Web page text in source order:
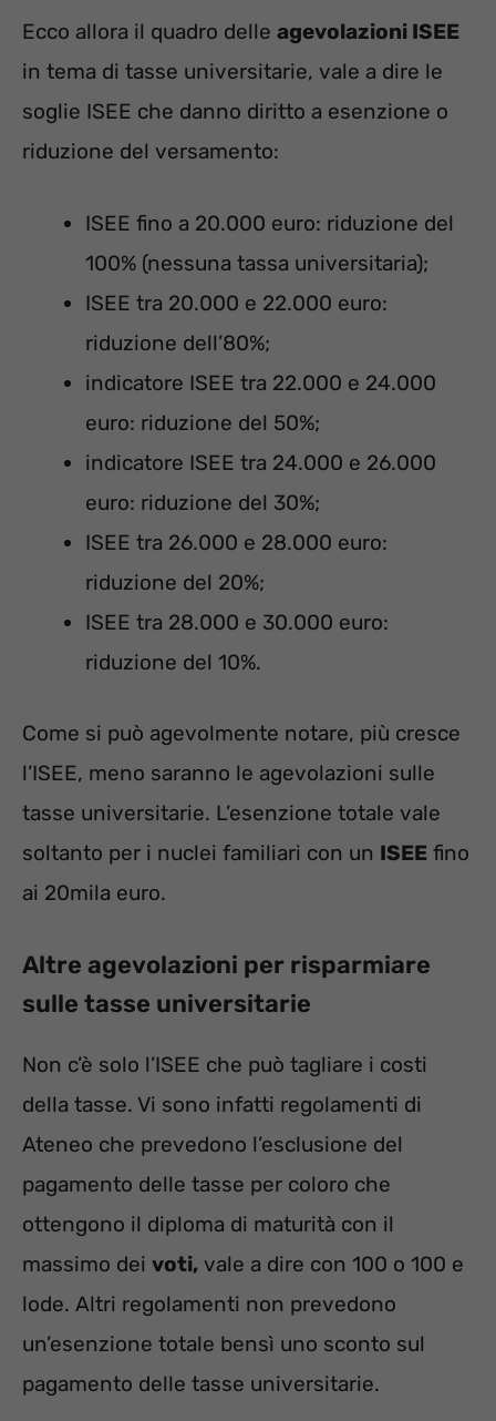
Ecco allora il quadro delle agevolazioni ISEE
in tema di tasse universitarie, vale a dire le
soglie ISEE che danno diritto a esenzione o
riduzione del versamento:
ISEE fino a 20.000 euro: riduzione del
100% (nessuna tassa universitaria);
ISEE tra 20.000 e 22.000 euro:
riduzione dell’80%;
indicatore ISEE tra 22.000 e 24.000
euro: riduzione del 50%;
indicatore ISEE tra 24.000 e 26.000
euro: riduzione del 30%;
ISEE tra 26.000 e 28.000 euro:
riduzione del 20%;
ISEE tra 28.000 e 30.000 euro:
riduzione del 10%.
Come si può agevolmente notare, più cresce
l’ISEE, meno saranno le agevolazioni sulle
tasse universitarie. L’esenzione totale vale
soltanto per i nuclei familiari con un ISEE fino
ai 20mila euro.
Altre agevolazioni per risparmiare
sulle tasse universitarie
Non c’è solo l’ISEE che può tagliare i costi
della tasse. Vi sono infatti regolamenti di
Ateneo che prevedono l’esclusione del
pagamento delle tasse per coloro che
ottengono il diploma di maturità con il
massimo dei voti, vale a dire con 100 o 100 e
lode. Altri regolamenti non prevedono
un’esenzione totale bensì uno sconto sul
pagamento delle tasse universitarie.